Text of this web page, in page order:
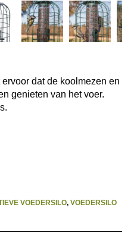
dat de koolmezen en
genieten van het voer.
VOEDERSILO, VOEDERSILO